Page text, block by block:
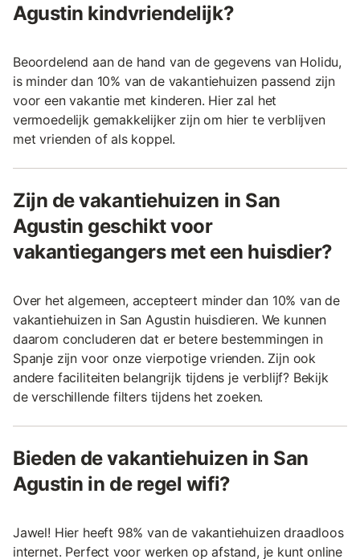
Agustin kindvriendelijk?
Beoordelend aan de hand van de gegevens van Holidu,
is minder dan 10% van de vakantiehuizen passend zijn
voor een vakantie met kinderen. Hier zal het
vermoedelijk gemakkelijker zijn om hier te verblijven
met vrienden of als koppel.
Zijn de vakantiehuizen in San
Agustin geschikt voor
vakantiegangers met een huisdier?
Over het algemeen, accepteert minder dan 10% van de
vakantiehuizen in San Agustin huisdieren. We kunnen
daarom concluderen dat er betere bestemmingen in
Spanje zijn voor onze vierpotige vrienden. Zijn ook
andere faciliteiten belangrijk tijdens je verblijf? Bekijk
de verschillende filters tijdens het zoeken.
Bieden de vakantiehuizen in San
Agustin in de regel wifi?
Jawel! Hier heeft 98% van de vakantiehuizen draadloos
internet. Perfect voor werken op afstand, je kunt online